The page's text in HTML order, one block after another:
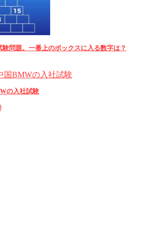
験問題。一番上のボックスに入る数字は？
の入社試験